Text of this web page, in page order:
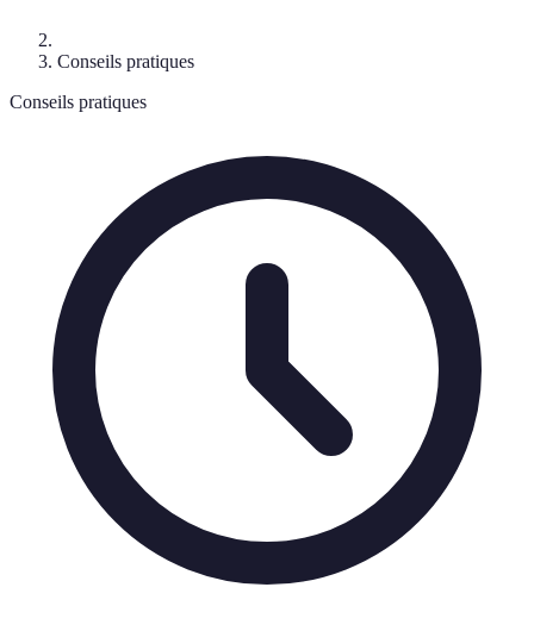
Conseils pratiques
Conseils pratiques